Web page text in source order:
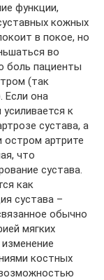
функции,
кожных
в покое, но
во
боль пациенты
(так
Если она
к
сустава, а
остром артрите
что
сустава.
как
сустава –
обычно
мягких
костных